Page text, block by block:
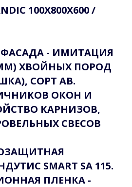
100Х800Х600 /
- ИМИТАЦИЯ
ХВОЙНЫХ ПОРОД
СОРТ АВ.
ОКОН И
КАРНИЗОВ,
СВЕСОВ
SMART SA 115.
ПЛЕНКА -